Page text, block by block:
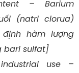
– Barium
(natri clorua)
hàm lượng
bari sulfat]
use –